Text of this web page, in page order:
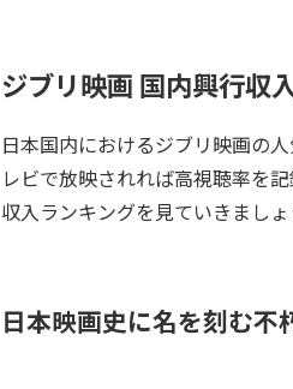
ジブリ映画 国内興行収
日本国内におけるジブリ映画の
レビで放映されれば高視聴率を
収入ランキングを見ていきましょ
日本映画史に名を刻む不